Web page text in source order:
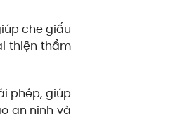
che giấu
thiện thẩm
phép, giúp
an ninh và